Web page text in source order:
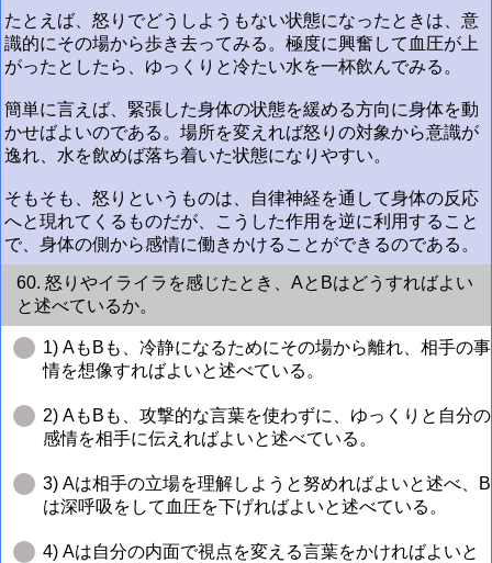
たとえば、怒りでどうしようもない状態になったときは、意
識的にその場から歩き去ってみる。極度に興奮して血圧が上
がったとしたら、ゆっくりと冷たい水を一杯飲んでみる。
簡単に言えば、緊張した身体の状態を緩める方向に身体を動
かせばよいのである。場所を変えれば怒りの対象から意識が
逸れ、水を飲めば落ち着いた状態になりやすい。
そもそも、怒りというものは、自律神経を通して身体の反応
へと現れてくるものだが、こうした作用を逆に利用すること
で、身体の側から感情に働きかけることができるのである。
60. 怒りやイライラを感じたとき、AとBはどうすればよい
と述べているか。
1) AもBも、冷静になるためにその場から離れ、相手の事
情を想像すればよいと述べている。
2) AもBも、攻撃的な言葉を使わずに、ゆっくりと自分の
感情を相手に伝えればよいと述べている。
3) Aは相手の立場を理解しようと努めればよいと述べ、B
は深呼吸をして血圧を下げればよいと述べている。
4) Aは自分の内面で視点を変える言葉をかければよいと